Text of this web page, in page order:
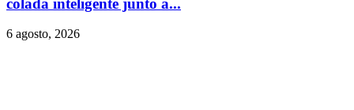
6 agosto, 2026